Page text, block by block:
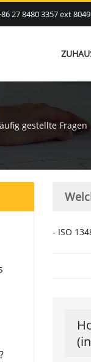
27 8480 3357 ext 8049
gestellte Fragen
- ISO